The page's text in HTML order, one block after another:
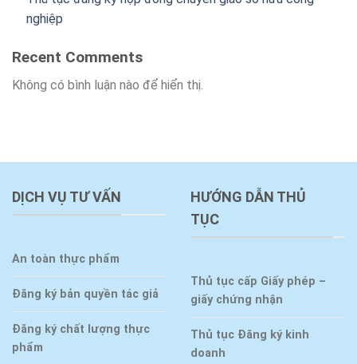
nghiệp
Recent Comments
Không có bình luận nào để hiển thị.
DỊCH VỤ TƯ VẤN
An toàn thực phẩm
Đăng ký bản quyền tác giả
Đăng ký chất lượng thực
phẩm
HƯỚNG DẪN THỦ
TỤC
Thủ tục cấp Giấy phép –
giấy chứng nhận
Thủ tục Đăng ký kinh
doanh